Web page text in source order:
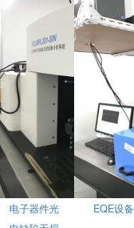
电子器件光
EQE设备